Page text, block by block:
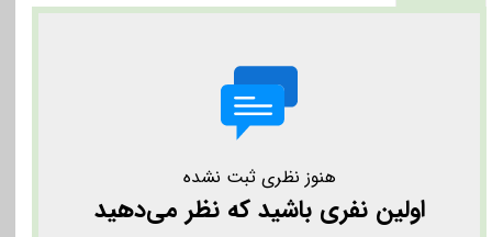
هنوز نظری ثبت نشده
اولین نفری باشید که نظر می‌دهید